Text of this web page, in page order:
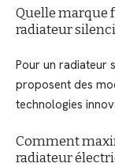
Quelle marque
radiateur
Pour un radiateur
proposent des
technologies
Comment
radiateur